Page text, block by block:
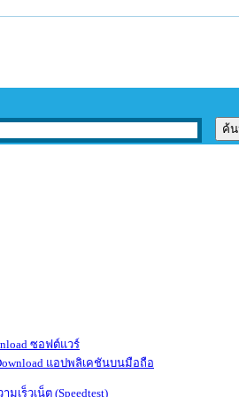
ซอฟต์แวร์
แอปพลิเคชันบนมือถือ
มเร็วเน็ต (Speedtest)